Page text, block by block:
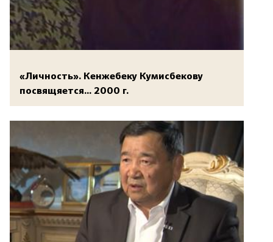
«Личность». Кенжебеку Кумисбекову
посвящяется... 2000 г.